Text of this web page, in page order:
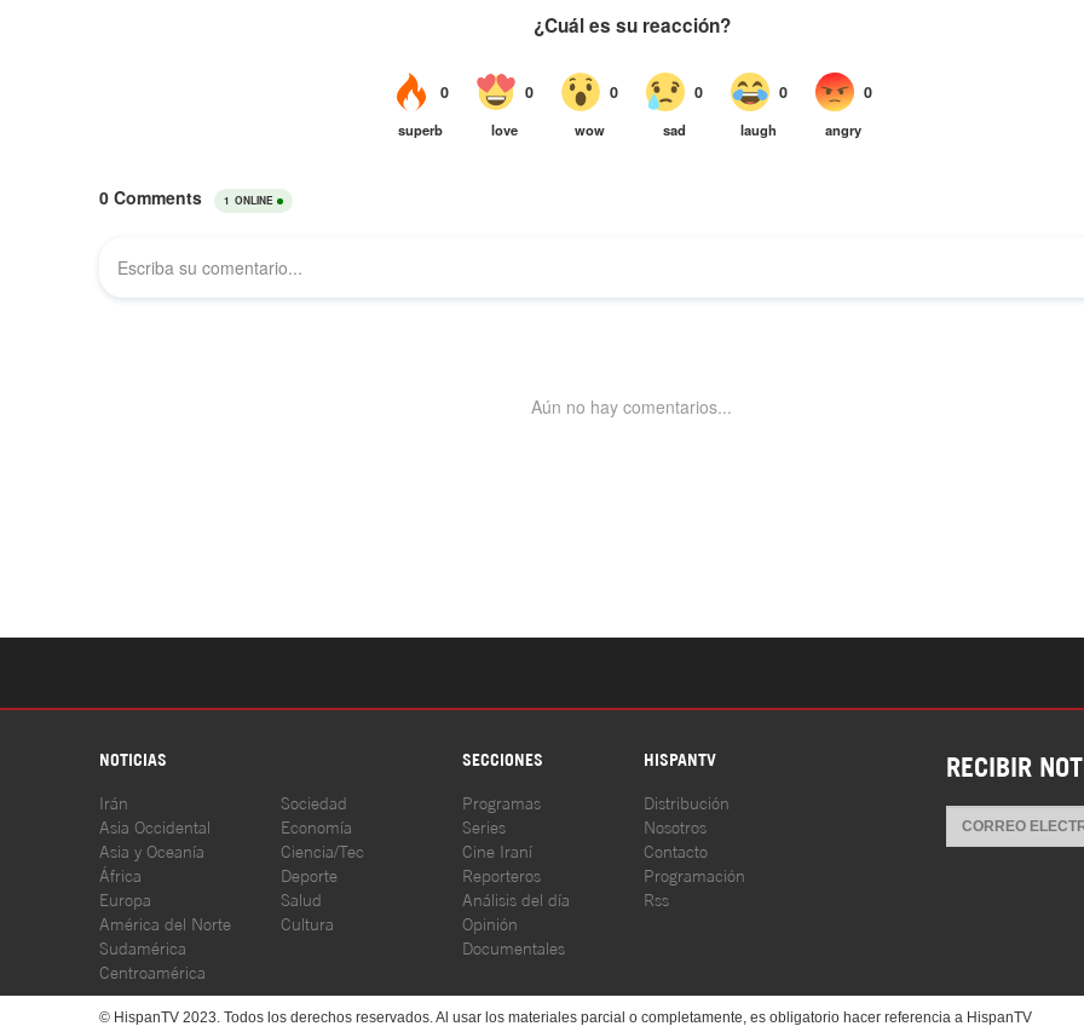
NOTICIAS SECCIONES HISPANTV
Irán
Asia Occidental
Asia y Oceanía
África
Europa
América del Norte
Sudamérica
Centroamérica
Sociedad
Economía
Ciencia/Tec
Deporte
Salud
Cultura
Programas
Series
Cine Iraní
Reporteros
Análisis del día
Opinión
Documentales
Distribución
Nosotros
Contacto
Programación
Rss
RECIBIR
© HispanTV 2023. Todos los derechos reservados. Al usar los materiales parcial o completamente, es obligatorio hacer referencia a HispanTV